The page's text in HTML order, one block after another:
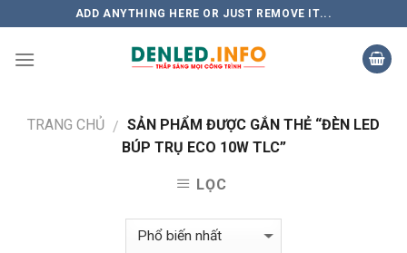
to
content
ADD ANYTHING HERE OR JUST REMOVE IT...
TRANG CHỦ / SẢN PHẨM ĐƯỢC GẮN THẺ “ĐÈN LED
BÚP TRỤ ECO 10W TLC”
LỌC